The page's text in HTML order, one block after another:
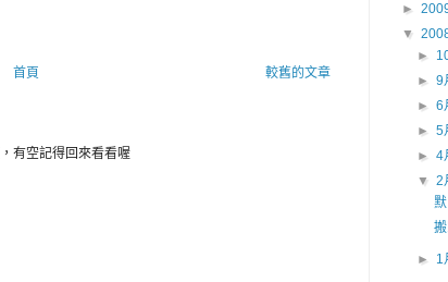
較舊的文章
首頁
有空記得回來看看喔
►
▼
►
►9
►6
►5
►4
▼2
默
► 1